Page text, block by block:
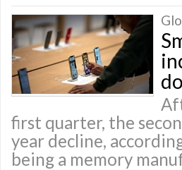
first quarter, the
year decline,
being a memory